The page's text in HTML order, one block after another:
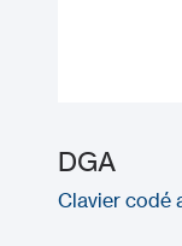
DGA
Clavier codé